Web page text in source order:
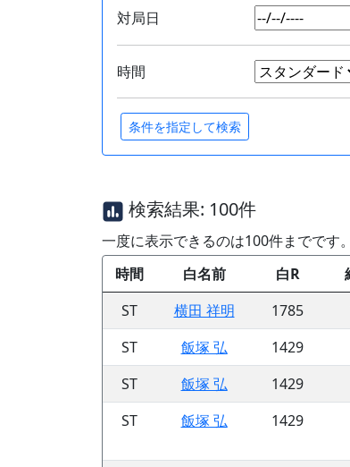
対局日
時間
検索結果: 100件
一度に表示できるのは100件までです
時間
白名前 白R
ST
横田 祥明 1785
ST
飯塚 弘 1429
ST
飯塚 弘 1429
ST
飯塚 弘 1429